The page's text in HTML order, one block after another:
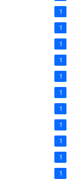
1
1
1
1
1
1
1
1
1
1
1